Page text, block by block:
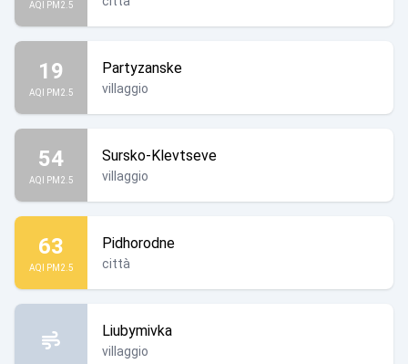
AQI PM2.5
19
AQI PM2.5
Partyzanske
villaggio
54
AQI PM2.5
Sursko-Klevtseve
villaggio
63
AQI PM2.5
Pidhorodne
città
Liubymivka
villaggio